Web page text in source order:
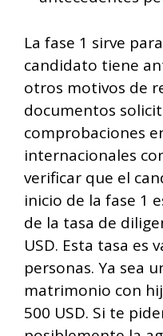
La fase 1 sirve
candidato tiene
otros motivos de
documentos
comprobaciones
internacionales
verificar que el
inicio de la fase 1
de la tasa de
USD. Esta tasa es
personas. Ya sea
matrimonio con
500 USD. Si te